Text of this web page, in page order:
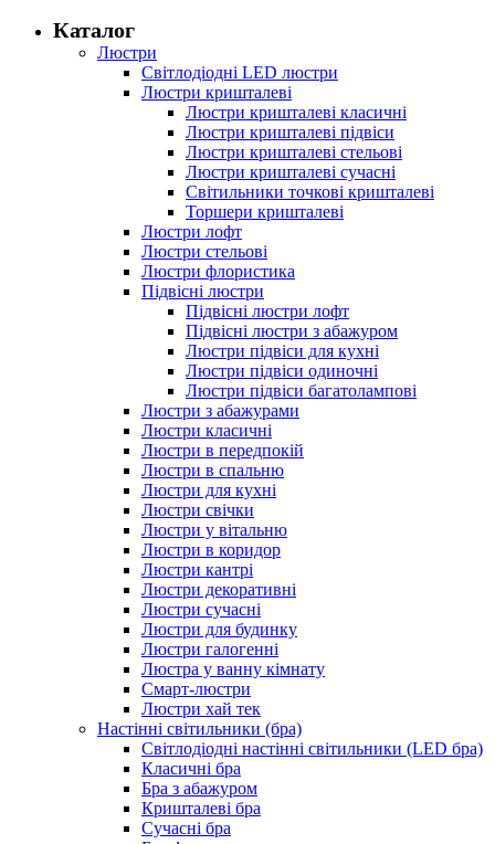
Каталог
Люстри
Світлодіодні LED люстри
Люстри кришталеві
Люстри кришталеві класичні
Люстри кришталеві підвіси
Люстри кришталеві стельові
Люстри кришталеві сучасні
Світильники точкові кришталеві
Торшери кришталеві
Люстри лофт
Люстри стельові
Люстри флористика
Підвісні люстри
Підвісні люстри лофт
Підвісні люстри з абажуром
Люстри підвіси для кухні
Люстри підвіси одиночні
Люстри підвіси багатолампові
Люстри з абажурами
Люстри класичні
Люстри в передпокій
Люстри в спальню
Люстри для кухні
Люстри свічки
Люстри у вітальню
Люстри в коридор
Люстри кантрі
Люстри декоративні
Люстри сучасні
Люстри для будинку
Люстри галогенні
Люстра у ванну кімнату
Смарт-люстри
Люстри хай тек
Настінні світильники (бра)
Світлодіодні настінні світильники (LED бра)
Класичні бра
Бра з абажуром
Кришталеві бра
Сучасні бра